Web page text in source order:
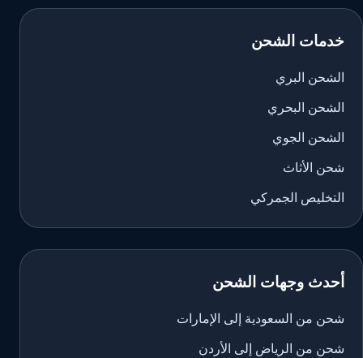
خدمات الشحن
الشحن البري
الشحن البحري
الشحن الجوي
شحن الأثاث
التخليص الجمركي
أحدث وجهات الشحن
شحن من السعودية إلى الإمارات
شحن من الرياض إلى الأردن